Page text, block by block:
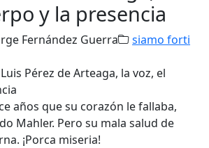
y la presencia
Fernández Guerra siamo forti
años que su corazón le fallaba,
Mahler. Pero su mala salud de
¡Porca miseria!